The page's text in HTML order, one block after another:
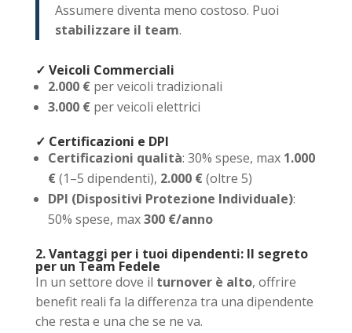
Assumere diventa meno costoso. Puoi
stabilizzare il team.
✓ Veicoli Commerciali
2.000 €per veicoli tradizionali
3.000 €per veicoli elettrici
✓ Certificazioni e DPI
Certificazioni qualità: 30% spese, max 1.000
€(1–5 dipendenti), 2.000 €(oltre 5)
DPI (Dispositivi Protezione Individuale):
50% spese, max300 €/anno
2. Vantaggi per i tuoi dipendenti: Il segreto
per un Team Fedele
In un settore dove il turnover è alto, offrire
benefit reali fa la differenza tra una dipendente
che resta e una che se ne va.